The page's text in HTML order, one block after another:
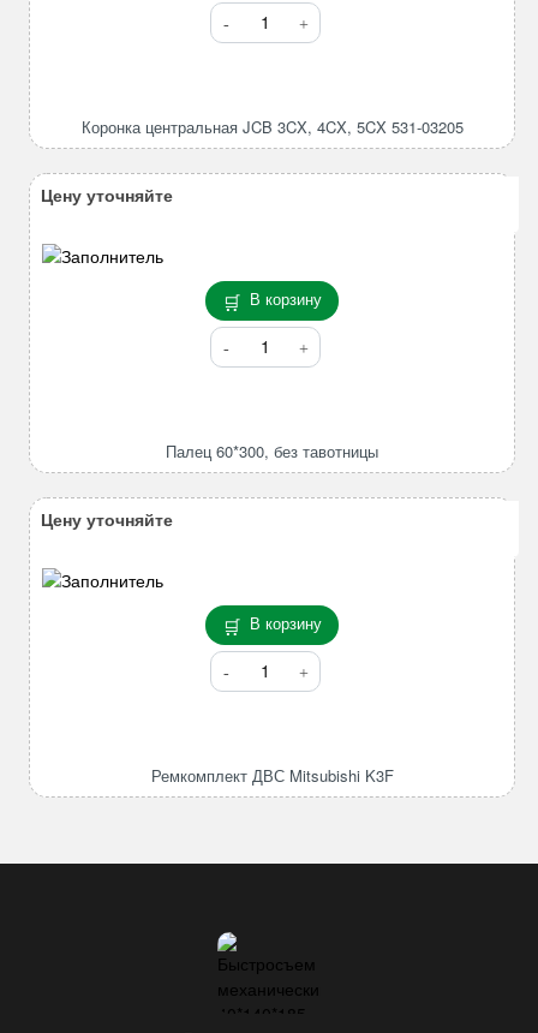
Количество
товара
3CX,
Коронка центральная JCB 3CX, 4CX, 5CX 531-03205
В корзину
Количество
товара
тавотницы
Палец 60*300, без тавотницы
Цену уточняйте
В корзину
Количество
товара
K3F
Ремкомплект ДВС Mitsubishi K3F
Цену уточняйте